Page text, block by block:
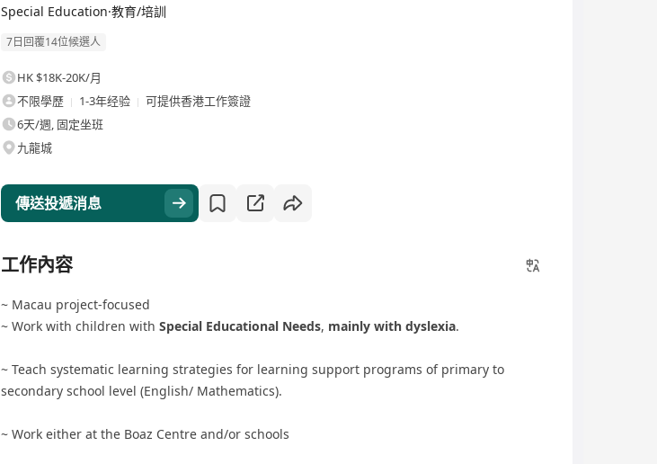
Special Education·教育/培訓
7日回覆14位候選人
HK $18K-20K/月
不限學歷
1-3年经验
可提供香港工作簽證
6天/週, 固定坐班
九龍城
傳送投遞消息
工作內容
~ Macau project-focused
~ Work with children with Special Educational Needs, mainly with dyslexia.
~ Teach systematic learning strategies for learning support programs of primary to
secondary school level (English/ Mathematics).
~ Work either at the Boaz Centre and/or schools